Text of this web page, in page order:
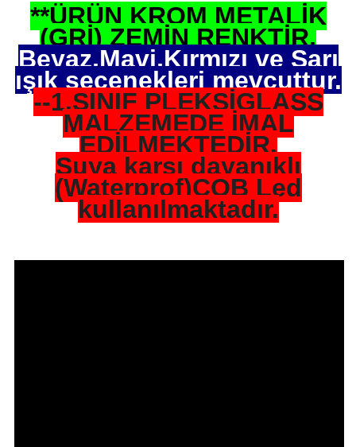
**ÜRÜN KROM METALİK
(GRİ) ZEMİN RENKTİR.
Beyaz,Mavi,Kırmızı ve Sarı
ışık seçenekleri mevcuttur.
--1.SINIF PLEKSİGLASS
MALZEMEDE İMAL
EDİLMEKTEDİR.
Suya karşı dayanıklı
(Waterprof)COB Led
kullanılmaktadır.